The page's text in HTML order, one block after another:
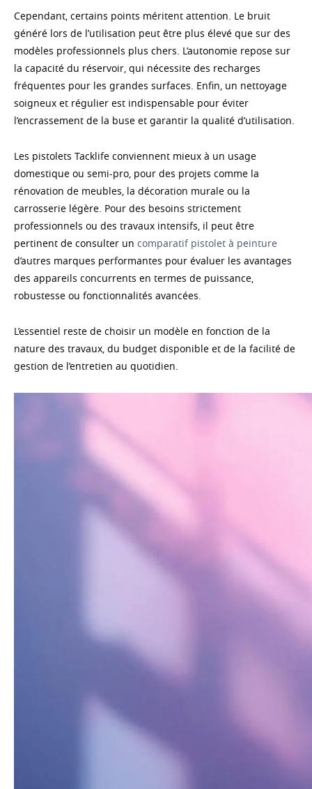
Cependant, certains points méritent attention. Le bruit
généré lors de l’utilisation peut être plus élevé que sur des
modèles professionnels plus chers. L’autonomie repose sur
la capacité du réservoir, qui nécessite des recharges
fréquentes pour les grandes surfaces. Enfin, un nettoyage
soigneux et régulier est indispensable pour éviter
l’encrassement de la buse et garantir la qualité d’utilisation.
Les pistolets Tacklife conviennent mieux à un usage
domestique ou semi-pro, pour des projets comme la
rénovation de meubles, la décoration murale ou la
carrosserie légère. Pour des besoins strictement
professionnels ou des travaux intensifs, il peut être
pertinent de consulter un comparatif pistolet à peinture
d’autres marques performantes pour évaluer les avantages
des appareils concurrents en termes de puissance,
robustesse ou fonctionnalités avancées.
L’essentiel reste de choisir un modèle en fonction de la
nature des travaux, du budget disponible et de la facilité de
gestion de l’entretien au quotidien.